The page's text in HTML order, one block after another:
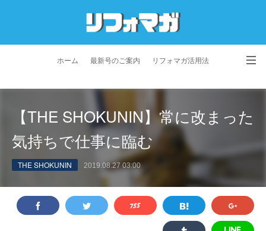
ホーム 最新号のご案内 リフォマガ活用法
よくあるご質問
プライバシーポリシー 利用規約 会社概要
【THE SHOKUNIN】常に改まった
気持ちで仕事に臨む
THE SHOKUNIN 2019.08.27 03:00